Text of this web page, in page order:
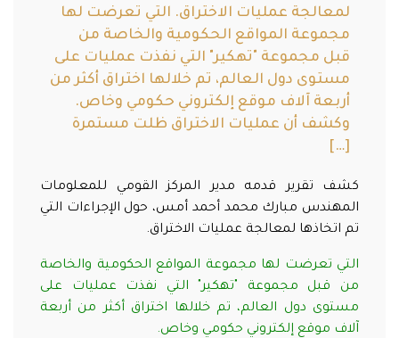
لمعالجة عمليات الاختراق. التي تعرضت لها
مجموعة المواقع الحكومية والخاصة من
قبل مجموعة "تهكير" التي نفذت عمليات على
مستوى دول العالم، تم خلالها اختراق أكثر من
أربعة آلاف موقع إلكتروني حكومي وخاص.
وكشف أن عمليات الاختراق ظلت مستمرة
[…]
كشف تقرير قدمه مدير المركز القومي للمعلومات
المهندس مبارك محمد أحمد أمس، حول الإجراءات التي
تم اتخاذها لمعالجة عمليات الاختراق.
التي تعرضت لها مجموعة المواقع الحكومية والخاصة
من قبل مجموعة "تهكير" التي نفذت عمليات على
مستوى دول العالم، تم خلالها اختراق أكثر من أربعة
آلاف موقع إلكتروني حكومي وخاص.